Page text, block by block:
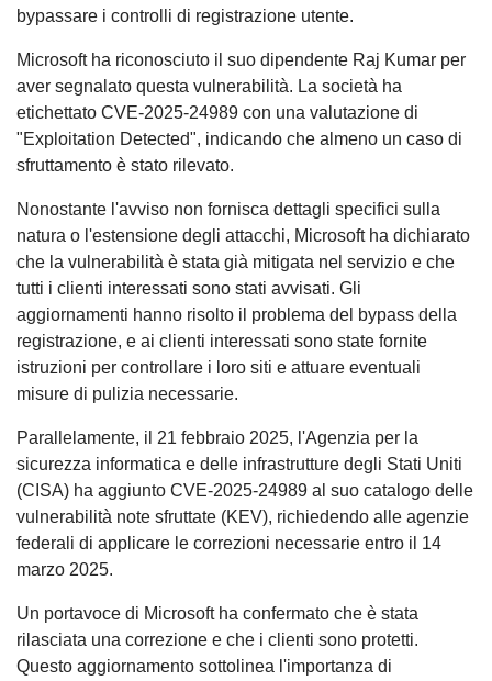
bypassare i controlli di registrazione utente.
Microsoft ha riconosciuto il suo dipendente Raj Kumar per
aver segnalato questa vulnerabilità. La società ha
etichettato CVE-2025-24989 con una valutazione di
"Exploitation Detected", indicando che almeno un caso di
sfruttamento è stato rilevato.
Nonostante l'avviso non fornisca dettagli specifici sulla
natura o l'estensione degli attacchi, Microsoft ha dichiarato
che la vulnerabilità è stata già mitigata nel servizio e che
tutti i clienti interessati sono stati avvisati. Gli
aggiornamenti hanno risolto il problema del bypass della
registrazione, e ai clienti interessati sono state fornite
istruzioni per controllare i loro siti e attuare eventuali
misure di pulizia necessarie.
Parallelamente, il 21 febbraio 2025, l'Agenzia per la
sicurezza informatica e delle infrastrutture degli Stati Uniti
(CISA) ha aggiunto CVE-2025-24989 al suo catalogo delle
vulnerabilità note sfruttate (KEV), richiedendo alle agenzie
federali di applicare le correzioni necessarie entro il 14
marzo 2025.
Un portavoce di Microsoft ha confermato che è stata
rilasciata una correzione e che i clienti sono protetti.
Questo aggiornamento sottolinea l'importanza di